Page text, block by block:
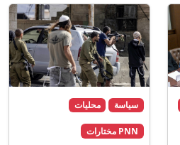
سياسة محليات
PNN مختارات